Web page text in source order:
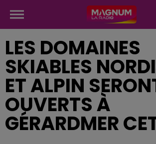
LES DOMAINES
SKIABLES
ET ALPIN
OUVERTS À
GÉRARDMER